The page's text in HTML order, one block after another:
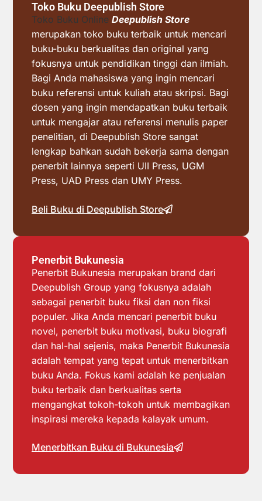
Toko Buku Deepublish Store
Toko Buku Online Deepublish Store
merupakan toko buku terbaik untuk mencari
buku-buku berkualitas dan original yang
fokusnya untuk pendidikan tinggi dan ilmiah.
Bagi Anda mahasiswa yang ingin mencari
buku referensi untuk kuliah atau skripsi. Bagi
dosen yang ingin mendapatkan buku terbaik
untuk mengajar atau referensi menulis paper
penelitian, di Deepublish Store sangat
lengkap bahkan sudah bekerja sama dengan
penerbit lainnya seperti UII Press, UGM
Press, UAD Press dan UMY Press.
Beli Buku di Deepublish Store
Penerbit Bukunesia
Penerbit Bukunesia merupakan brand dari
Deepublish Group yang fokusnya adalah
sebagai penerbit buku fiksi dan non fiksi
populer. Jika Anda mencari penerbit buku
novel, penerbit buku motivasi, buku biografi
dan hal-hal sejenis, maka Penerbit Bukunesia
adalah tempat yang tepat untuk menerbitkan
buku Anda. Fokus kami adalah ke penjualan
buku terbaik dan berkualitas serta
mengangkat tokoh-tokoh untuk membagikan
inspirasi mereka kepada kalayak umum.
Menerbitkan Buku di Bukunesia